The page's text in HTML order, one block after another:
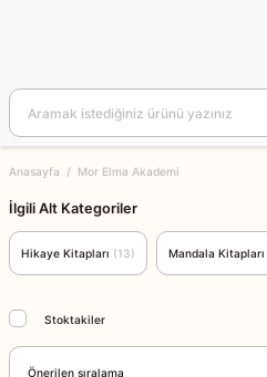
Anasayfa Mor Elma Akademi
İlgili Alt Kategoriler
Hikaye Kitapları (13) Mandala Kitapları
Stoktakiler